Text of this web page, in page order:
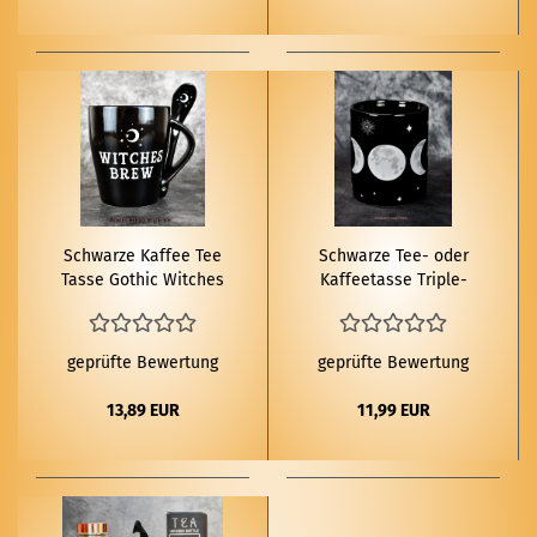
Schwar­ze Kaf­fee Tee
Tasse Go­thic Wit­ches
geprüfte Bewertung
13,89 EUR
Schwar­ze Tee- oder
Kaf­fee­tas­se Trip­le­
geprüfte Bewertung
11,99 EUR